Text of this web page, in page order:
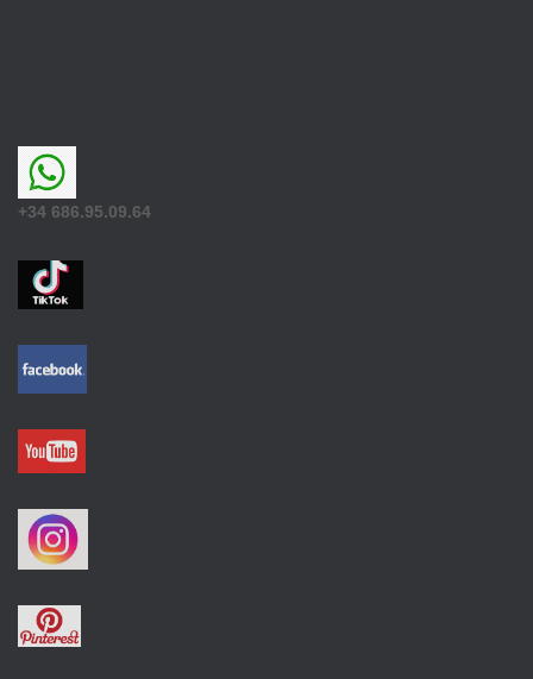
+34 686.95.09.64